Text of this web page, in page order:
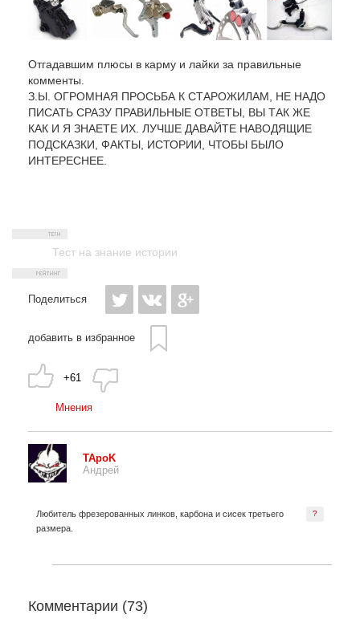
Отгадавшим плюсы в карму и лайки за правильные
комменты.
З.Ы. ОГРОМНАЯ ПРОСЬБА К СТАРОЖИЛАМ, НЕ НАДО
ПИСАТЬ СРАЗУ ПРАВИЛЬНЫЕ ОТВЕТЫ, ВЫ ТАК ЖЕ
КАК И Я ЗНАЕТЕ ИХ. ЛУЧШЕ ДАВАЙТЕ НАВОДЯЩИЕ
ПОДСКАЗКИ, ФАКТЫ, ИСТОРИИ, ЧТОБЫ БЫЛО
ИНТЕРЕСНЕЕ.
Тест на знание истории
Поделиться
добавить в избранное
+61
Мнения
TApoK
Андрей
?
Любитель фрезерованных линков, карбона и сисек третьего
размера.
Комментарии (73)